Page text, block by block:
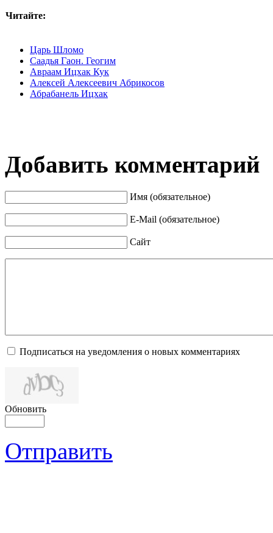
Читайте:
Царь Шломо
Саадья Гаон. Геогим
Авраам Ицхак Кук
Алексей Алексеевич Абрикосов
Абрабанель Ицхак
Добавить комментарий
Имя (обязательное)
E-Mail (обязательное)
Сайт
Подписаться на уведомления о новых комментариях
Обновить
Отправить